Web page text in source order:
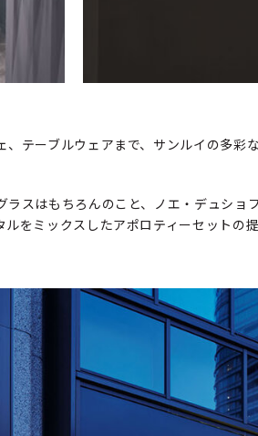
テーブルウェアまで、サンルイの多彩
スはもちろんのこと、ノエ・デュショ
をミックスしたアポロティーセットの